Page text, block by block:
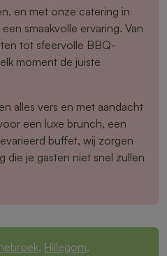
en met onze catering in
smaakvolle ervaring. Van
tot sfeervolle BBQ-
moment de juiste
alles vers en met aandacht
een luxe brunch, een
buffet, wij zorgen
die je gasten niet snel zullen
, Hillegom,